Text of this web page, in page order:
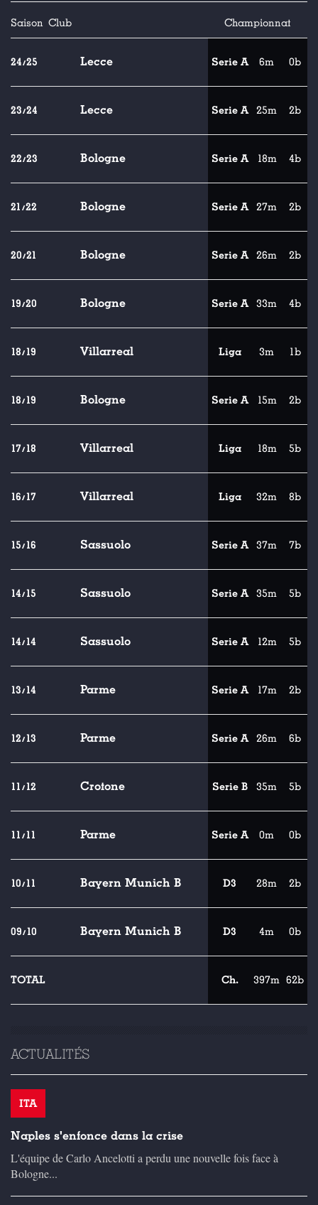
Saison Club Championnat
24/25 Lecce Serie A 6m 0b
23/24 Lecce Serie A 25m 2b
22/23 Bologne Serie A 18m 4b
21/22 Bologne Serie A 27m 2b
20/21 Bologne Serie A 26m 2b
19/20 Bologne Serie A 33m 4b
18/19 Villarreal Liga 3m 1b
18/19 Bologne Serie A 15m 2b
17/18 Villarreal Liga 18m 5b
16/17 Villarreal Liga 32m 8b
15/16 Sassuolo Serie A 37m 7b
14/15 Sassuolo Serie A 35m 5b
14/14 Sassuolo Serie A 12m 5b
13/14 Parme Serie A 17m 2b
12/13 Parme Serie A 26m 6b
11/12 Crotone Serie B 35m 5b
11/11 Parme Serie A 0m 0b
10/11 Bayern Munich B D3 28m 2b
09/10 Bayern Munich B D3 4m 0b
TOTAL Ch. 397m 62b
ACTUALITÉS
ITA
Naples s'enfonce dans la crise
L'équipe de Carlo Ancelotti a perdu une nouvelle fois face à
Bologne...